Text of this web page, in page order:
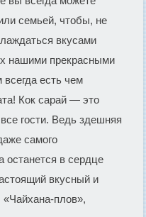
семьей, чтобы, не
вкусами
нашими прекрасными
есть чем
Кок сарай — это
гости. Ведь здешняя
самого
останется в сердце
вкусный и
плов»,